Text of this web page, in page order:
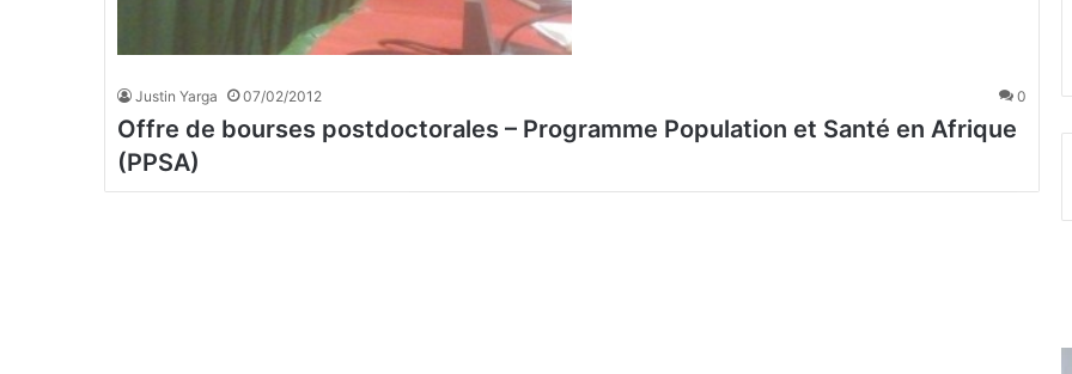
Justin Yarga 07/02/2012 0
Offre de bourses postdoctorales – Programme Population et Santé en Afrique
(PPSA)